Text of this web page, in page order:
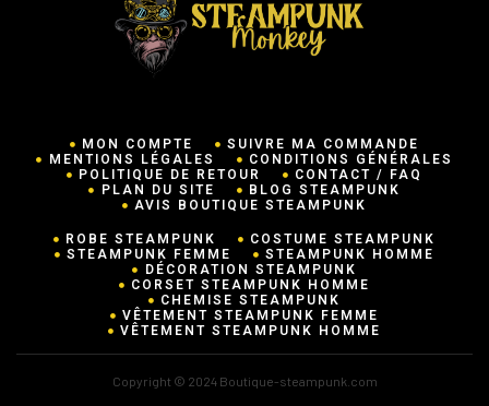
MON COMPTE SUIVRE MA COMMANDE
MENTIONS LÉGALES CONDITIONS GÉNÉRALES
POLITIQUE DE RETOUR CONTACT / FAQ
PLAN DU SITE BLOG STEAMPUNK
AVIS BOUTIQUE STEAMPUNK
ROBE STEAMPUNK
COSTUME STEAMPUNK
STEAMPUNK FEMME STEAMPUNK HOMME
DÉCORATION STEAMPUNK
CORSET STEAMPUNK HOMME
CHEMISE STEAMPUNK
VÊTEMENT STEAMPUNK FEMME
VÊTEMENT STEAMPUNK HOMME
Copyright © 2024 Boutique-steampunk.com